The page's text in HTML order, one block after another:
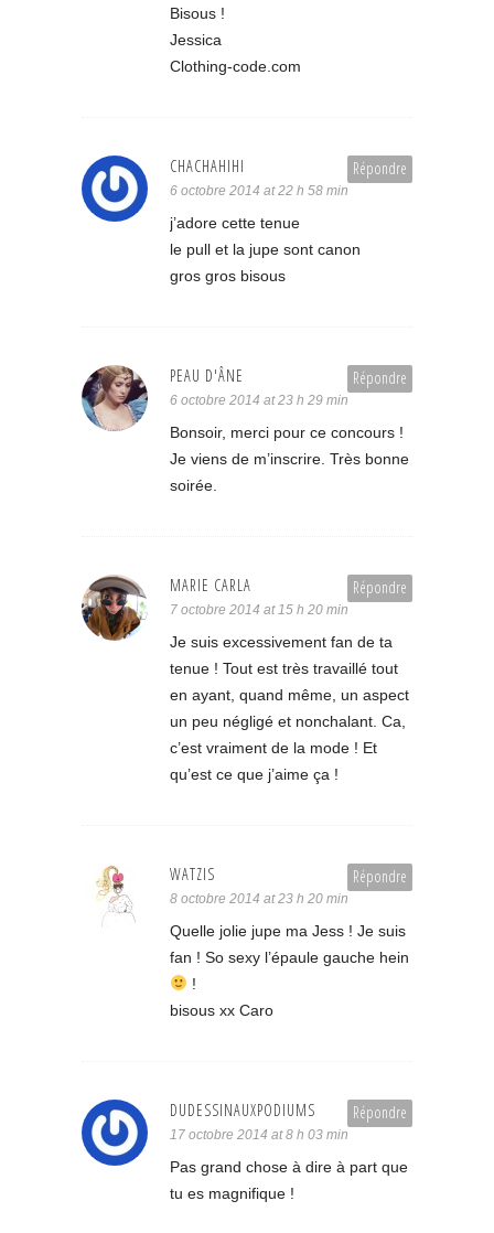
Bisous !
Jessica
Clothing-code.com
Répondre
CHACHAHIHI
6 octobre 2014 at 22 h 58 min
j’adore cette tenue
le pull et la jupe sont canon
gros gros bisous
Répondre
PEAU D'ÂNE
6 octobre 2014 at 23 h 29 min
Bonsoir, merci pour ce concours !
Je viens de m’inscrire. Très bonne
soirée.
Répondre
MARIE CARLA
7 octobre 2014 at 15 h 20 min
Je suis excessivement fan de ta
tenue ! Tout est très travaillé tout
en ayant, quand même, un aspect
un peu négligé et nonchalant. Ca,
c’est vraiment de la mode ! Et
qu’est ce que j’aime ça !
Répondre
WATZIS
8 octobre 2014 at 23 h 20 min
Quelle jolie jupe ma Jess ! Je suis
fan ! So sexy l’épaule gauche hein
!
bisous xx Caro
Répondre
DUDESSINAUXPODIUMS
17 octobre 2014 at 8 h 03 min
Pas grand chose à dire à part que
tu es magnifique !